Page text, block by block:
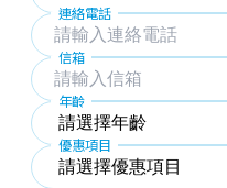
連絡電話
信箱
年齡
優惠項目